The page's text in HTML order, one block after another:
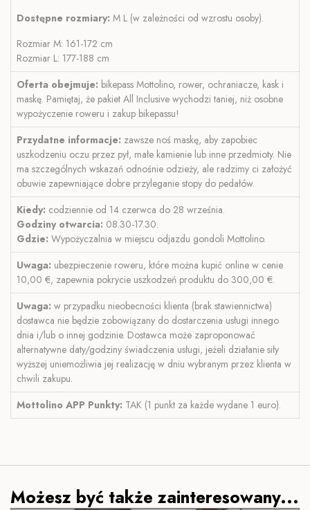
Dostępne rozmiary: M L (w zależności od wzrostu osoby).
Rozmiar M: 161-172 cm
Rozmiar L: 177-188 cm
Oferta obejmuje: bikepass Mottolino, rower, ochraniacze, kask i
maskę. Pamiętaj, że pakiet All Inclusive wychodzi taniej, niż osobne
wypożyczenie roweru i zakup bikepassu!
Przydatne informacje: zawsze noś maskę, aby zapobiec
uszkodzeniu oczu przez pył, małe kamienie lub inne przedmioty. Nie
ma szczególnych wskazań odnośnie odzieży, ale radzimy ci założyć
obuwie zapewniające dobre przyleganie stopy do pedałów.
Kiedy: codziennie od 14 czerwca do 28 września.
Godziny otwarcia: 08.30-17.30.
Gdzie: Wypożyczalnia w miejscu odjazdu gondoli Mottolino.
Uwaga: ubezpieczenie roweru, które można kupić online w cenie
10,00 €, zapewnia pokrycie uszkodzeń produktu do 300,00 €.
Uwaga: w przypadku nieobecności klienta (brak stawiennictwa)
dostawca nie będzie zobowiązany do dostarczenia usługi innego
dnia i/lub o innej godzinie. Dostawca może zaproponować
alternatywne daty/godziny świadczenia usługi, jeżeli działanie siły
wyższej uniemożliwia jej realizację w dniu wybranym przez klienta w
chwili zakupu.
Mottolino APP Punkty: TAK (1 punkt za każde wydane 1 euro).
Możesz być także zainteresowany...